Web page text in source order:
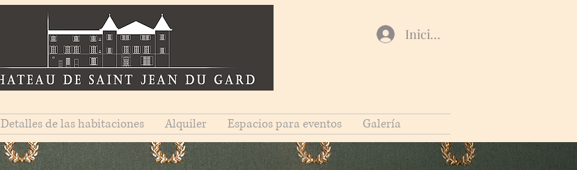
Iniciar sesión
Detalles de las habitaciones Alquiler Espacios para eventos Galería